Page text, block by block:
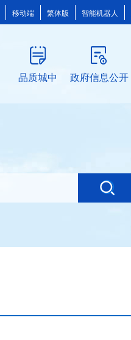
移动端 繁体版 智能机器人
品质城中 政府信息公开